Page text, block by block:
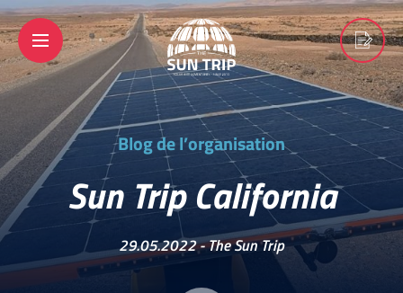
Blog de l’organisation
Sun Trip California
29.05.2022 -The Sun Trip